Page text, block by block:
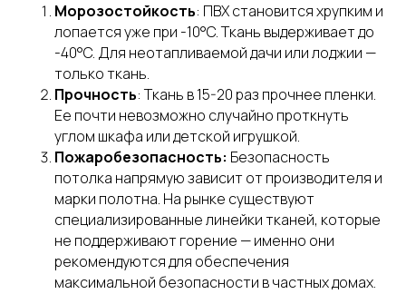
Морозостойкость: ПВХ становится хрупким и
лопается уже при -10°C. Ткань выдерживает до
-40°C. Для неотапливаемой дачи или лоджии —
только ткань.
Прочность: Ткань в 15-20 раз прочнее пленки.
Ее почти невозможно случайно проткнуть
углом шкафа или детской игрушкой.
Пожаробезопасность: Безопасность
потолка напрямую зависит от производителя и
марки полотна. На рынке существуют
специализированные линейки тканей, которые
не поддерживают горение — именно они
рекомендуются для обеспечения
максимальной безопасности в частных домах.
Закажите проект сейчас
иполучите скидку
Заполните форму и мы рассчитаем
стоимость установки натяжного потолка,
составим смету и дадим вам персональную
скидку на первый заказ в нашей фирме